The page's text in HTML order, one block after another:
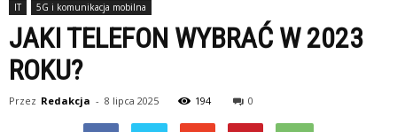
IT 5G i komunikacja mobilna
JAKI TELEFON WYBRAĆ W 2023
ROKU?
Przez Redakcja - 8 lipca 2025 194 0